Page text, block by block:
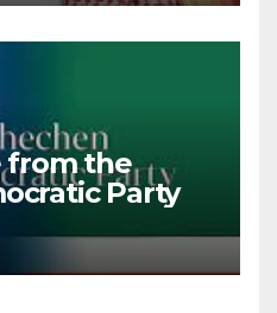
from the
Party